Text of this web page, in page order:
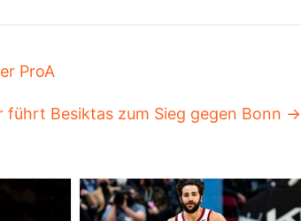
ProA
führt Besiktas zum Sieg gegen Bonn →